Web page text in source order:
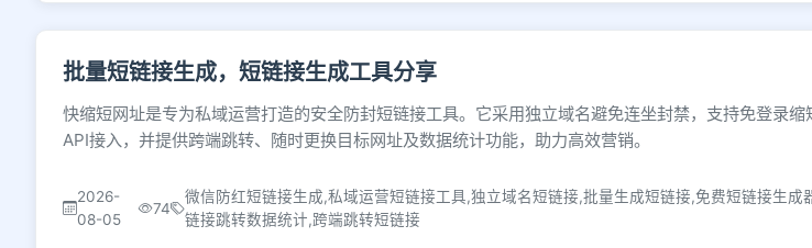
批量短链接生成，短链接生成工具分享
快缩短网址是专为私域运营打造的安全防封短链接工具。它采用独立域名避免连坐封禁，支持免登录缩
API接入，并提供跨端跳转、随时更换目标网址及数据统计功能，助力高效营销。
2026-
08-05
74
微信防红短链接生成,私域运营短链接工具,独立域名短链接,批量生成短链接,免费短链接生成
链接跳转数据统计,跨端跳转短链接